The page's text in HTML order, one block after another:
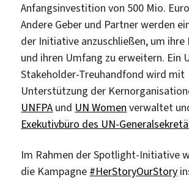
Anfangsinvestition von 500 Mio.
Andere Geber und Partner werden
der Initiative anzuschließen, um ihre
und ihren Umfang zu erweitern. Ein
Stakeholder-Treuhandfond wird mit
Unterstützung der
UNFPA und UN Women verwaltet
Exekutivbüro des UN-
Im Rahmen der Spotlight-Initiative
die Kampagne #HerStoryOurStory